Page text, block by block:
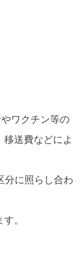
ワクチン等の
送費などによ
分に照らし合わ
。